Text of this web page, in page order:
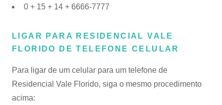
0 + 15 + 14 + 6666-7777
LIGAR PARA RESIDENCIAL VALE
FLORIDO DE TELEFONE CELULAR
Para ligar de um celular para um telefone de
Residencial Vale Florido, siga o mesmo procedimento
acima: